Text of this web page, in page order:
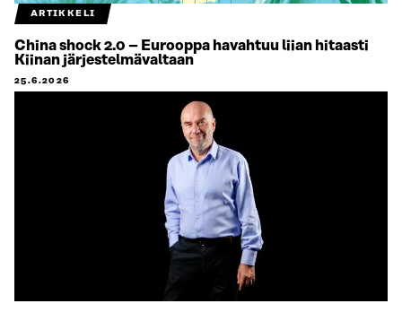
ARTIKKELI
China shock 2.0 – Eurooppa havahtuu liian hitaasti
Kiinan järjestelmävaltaan
25.6.2026